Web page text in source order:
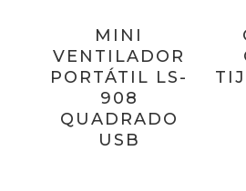
MINI
VENTILADOR
PORTÁTIL LS-
908
QUADRADO
USB